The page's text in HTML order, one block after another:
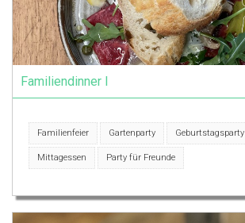
Familiendinner I
Familienfeier Gartenparty Geburtstagsparty
Mittagessen Party für Freunde